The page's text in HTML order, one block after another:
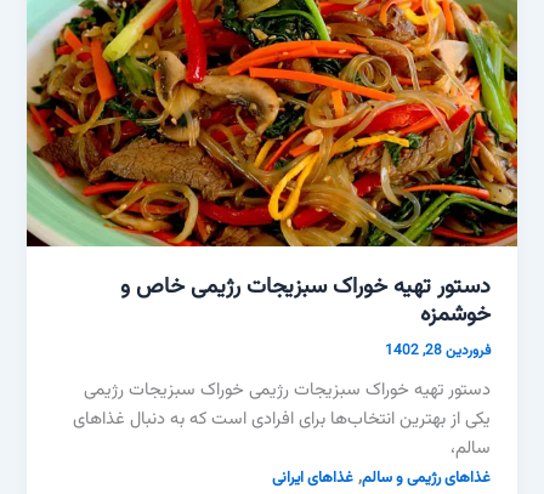
دستور تهیه خوراک سبزیجات رژیمی خاص و
خوشمزه
فروردین 28, 1402
دستور تهیه خوراک سبزیجات رژیمی خوراک سبزیجات رژیمی
یکی از بهترین انتخاب‌ها برای افرادی است که به دنبال غذاهای
سالم،
غذاهای رژیمی و سالم,غذاهای ایرانی